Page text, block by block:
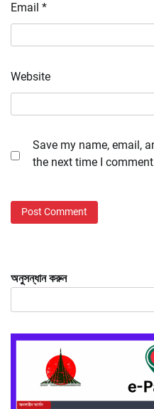
Email *
Website
Save my name, email,
the next time I
অনুসন্ধান করুন